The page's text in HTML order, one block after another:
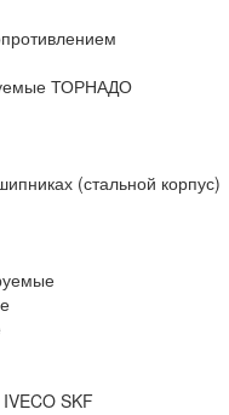
ТОРНАДО
(стальной корпус)
SKF